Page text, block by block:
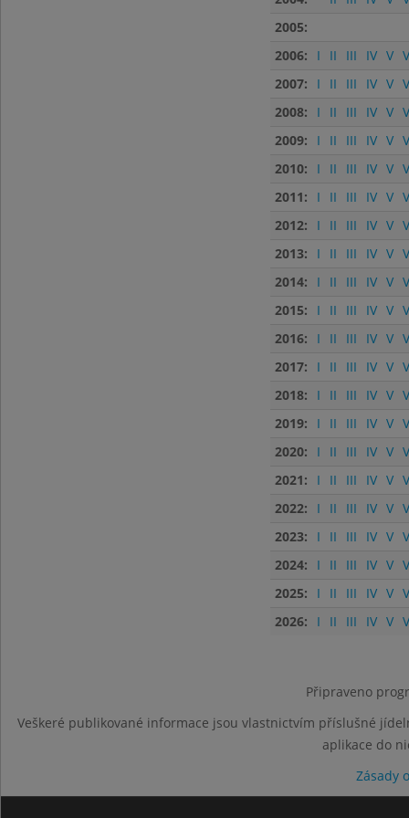
2005:
2006:
I II III IV V
2007:
I II III IV V
2008:
I II III IV V
2009:
I II III IV V
2010:
I II III IV V
2011:
I II III IV V
2012:
I II III IV V
2013:
I II III IV V
2014:
I II III IV V
2015:
I II III IV V
2016:
I II III IV V
2017:
I II III IV V
2018:
I II III IV V
2019:
I II III IV V
2020:
I II III IV V
2021:
I II III IV V
2022:
I II III IV V
2023:
I II III IV V
2024:
I II III IV V
2025:
I II III IV V
2026:
I II III IV V
Připraveno
Veškeré publikované informace jsou vlastnictvím příslušné
aplikace do
Zásady